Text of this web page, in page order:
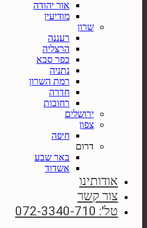
אור יהודה
מודיעין
שרון
רעננה
הרצליה
כפר סבא
נתניה
רמת השרון
חדרה
רחובות
ירושלים
צפון
חיפה
דרום
באר שבע
אשדוד
אודותינו
צור קשר
טל': 072-3340-710